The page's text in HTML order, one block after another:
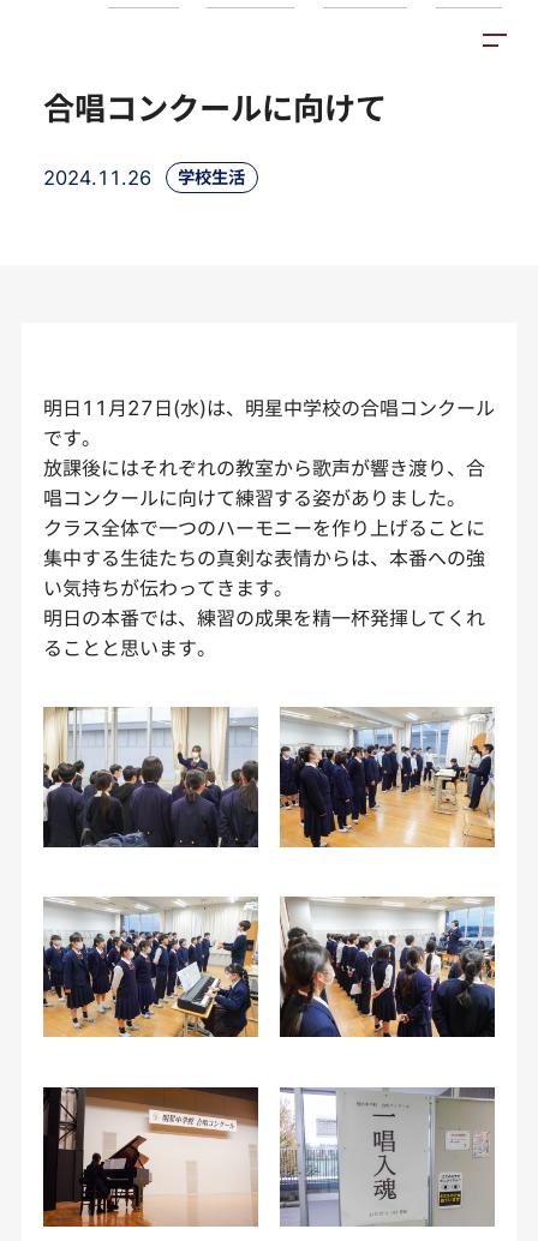
合唱コンクールに向けて
2024.11.26 学校生活
明日11月27日(水)は、明星中学校の合唱コンクール
です。
放課後にはそれぞれの教室から歌声が響き渡り、合
唱コンクールに向けて練習する姿がありました。
クラス全体で一つのハーモニーを作り上げることに
集中する生徒たちの真剣な表情からは、本番への強
い気持ちが伝わってきます。
明日の本番では、練習の成果を精一杯発揮してくれ
ることと思います。